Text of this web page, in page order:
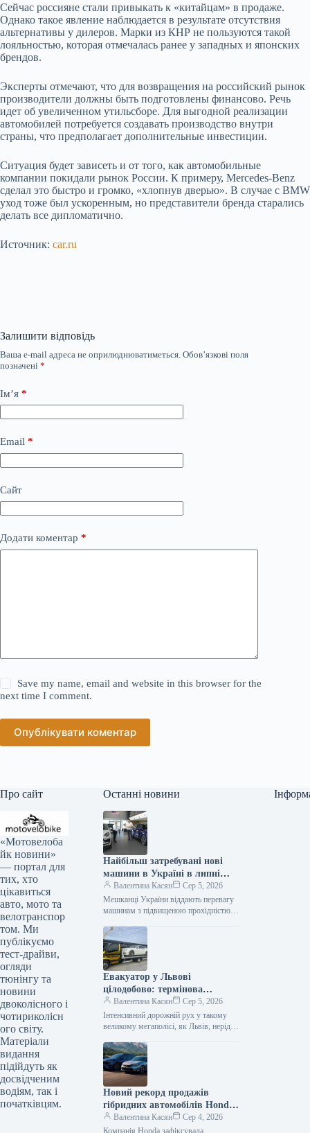
Сейчас россияне стали привыкать к «китайцам» в продаже.
Однако такое явление наблюдается в результате отсутствия
альтернативы у дилеров. Марки из КНР не пользуются такой
лояльностью, которая отмечалась ранее у западных и японских
брендов.
Эксперты отмечают, что для возвращения на российский рынок
производители должны быть подготовлены финансово. Речь
идет об увеличенном утильсборе. Для выгодной реализации
автомобилей потребуется создавать производство внутри
страны, что предполагает дополнительные инвестиции.
Ситуация будет зависеть и от того, как автомобильные
компании покидали рынок России. К примеру, Mercedes-Benz
сделал это быстро и громко, «хлопнув дверью». В случае с BMW
уход тоже был ускоренным, но представители бренда старались
делать все дипломатично.
Источник: car.ru
Залишити відповідь
Ваша e-mail адреса не оприлюднюватиметься. Обов’язкові поля
позначені *
Ім’я *
Email *
Сайт
Додати коментар *
Save my name, email and website in this browser for the
next time I comment.
Опублікувати коментар
Про сайт
«Мотовелоба
йк новини»
— портал для
тих, хто
цікавиться
авто, мото та
велотранспор
том. Ми
публікуємо
тест-драйви,
огляди
тюнінгу та
новини
двоколісного і
чотириколісн
ого світу.
Матеріали
видання
підійдуть як
досвідченим
водіям, так і
початківцям.
Останні новини
Найбільш затребувані нові
машини в Україні в липні
2026 року
Валентина Касян
Сер 5, 2026
Мешканці України віддають перевагу
машинам з підвищеною прохідністю.
2026 році домінують кросовери. За
липень місяць…
Евакуатор у Львові
цілодобово: термінова
автодопомога від Gold
Evakuator
Валентина Касян
Сер 5, 2026
Інтенсивний дорожній рух у такому
великому мегаполісі, як Львів, нерідко
ситуаціями, поломками або ДТП. У
подібних випадках водієві…
Новий рекорд продажів
гібридних автомобілів Honda
у Сполучених Штатах.
Валентина Касян
Сер 4, 2026
Компанія Honda зафіксувала